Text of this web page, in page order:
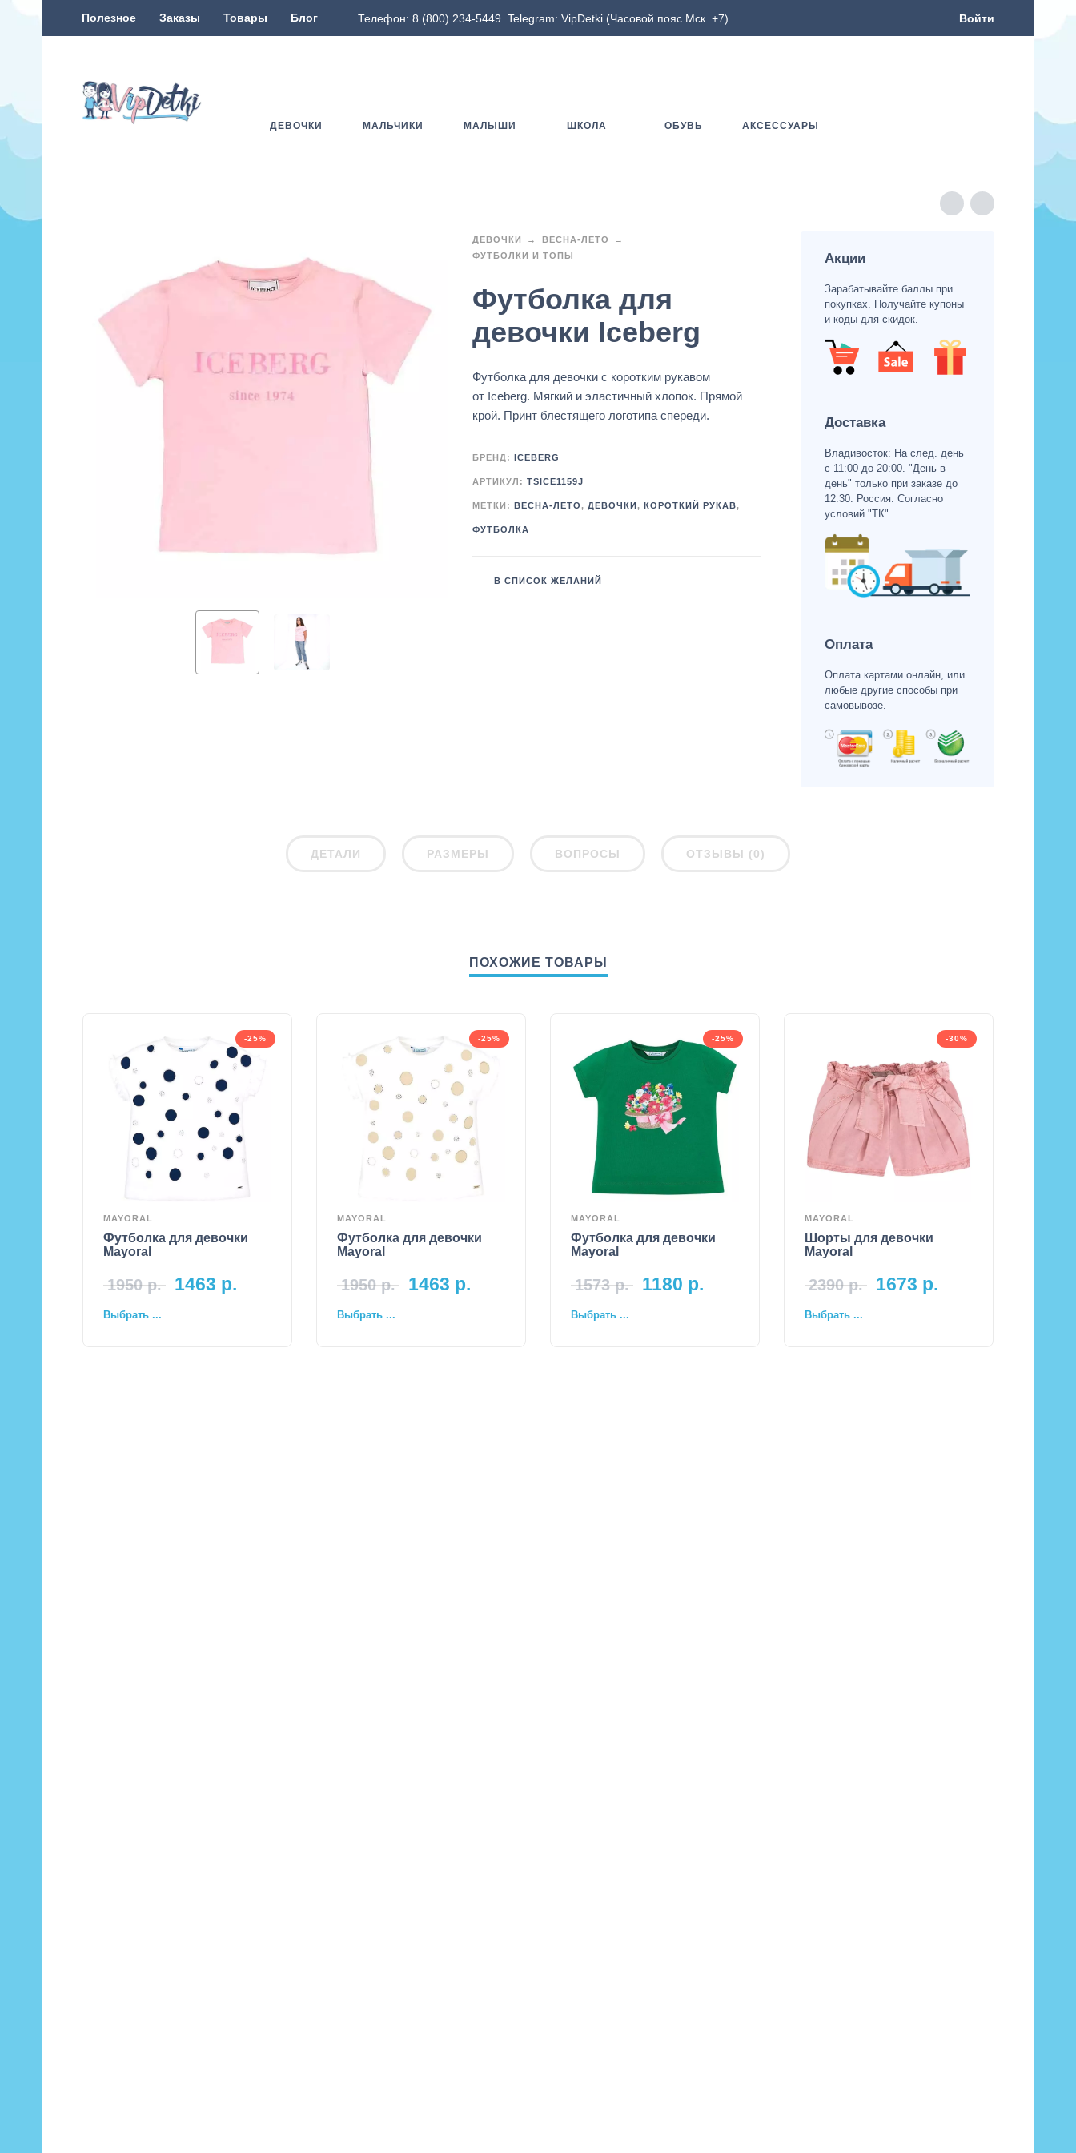
Полезное Заказы Товары Блог Телефон: 8 (800) 234-5449 Telegram: VipDetki (Часовой пояс Мск. +7) Войти
ДЕВОЧКИ МАЛЬЧИКИ МАЛЫШИ ШКОЛА ОБУВЬ АКСЕССУАРЫ
ДЕВОЧКИ
ВЕСНА-ЛЕТО
ФУТБОЛКИ И ТОПЫ
Футболка для
девочки Iceberg
Футболка для девочки с коротким рукавом
от Iceberg. Мягкий и эластичный хлопок. Прямой
крой. Принт блестящего логотипа спереди.
БРЕНД: ICEBERG
АРТИКУЛ: TSICE1159J
МЕТКИ: ВЕСНА-ЛЕТО, ДЕВОЧКИ , КОРОТКИЙ РУКАВ,
ФУТБОЛКА
В СПИСОК ЖЕЛАНИЙ
Акции
Зарабатывайте баллы при
покупках. Получайте купоны
и коды для скидок.
Доставка
Владивосток: На след. день
с 11:00 до 20:00. "День в
день" только при заказе до
12:30. Россия: Согласно
условий "ТК".
Оплата
Оплата картами онлайн, или
любые другие способы при
самовывозе.
ДЕТАЛИ РАЗМЕРЫ ВОПРОСЫ ОТЗЫВЫ (0)
ПОХОЖИЕ ТОВАРЫ
-25%
MAYORAL
Футболка для девочки
Mayoral
1950р. 1463 р.
Выбрать ...
-25%
MAYORAL
Футболка для девочки
Mayoral
1950р. 1463 р.
Выбрать ...
-25%
MAYORAL
Футболка для девочки
Mayoral
1573р. 1180 р.
Выбрать ...
-30%
MAYORAL
Шорты для девочки
Mayoral
2390р. 1673 р.
Выбрать ...